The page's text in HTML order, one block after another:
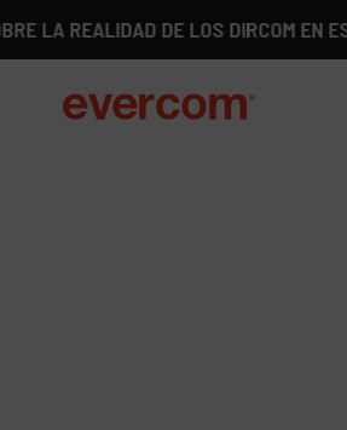
DE LOS DIRCOM EN ESPAÑA